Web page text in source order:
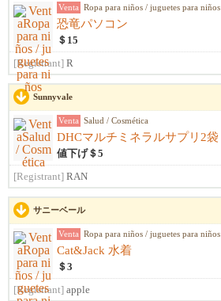
Venta Ropa para niños / juguetes para niños
恐竜パソコン
＄15
[Registrant] R
Sunnyvale
Venta Salud / Cosmética
DHCマルチミネラルサプリ2袋
値下げ＄5
[Registrant] RAN
サニーベール
Venta Ropa para niños / juguetes para niños
Cat&Jack 水着
＄3
[Registrant] apple